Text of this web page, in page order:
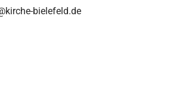
bielefeld.de